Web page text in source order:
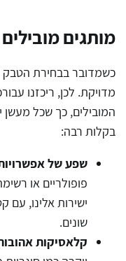
מותגים
כשמדובר בבחירת הטבק
מדויקת. לכן, ריכזנו
המובילים, כך שכל
בקלות רבה:
שפע של
פופולריים או
ישירות אלינו, עם
שונים.
קלאסיקות